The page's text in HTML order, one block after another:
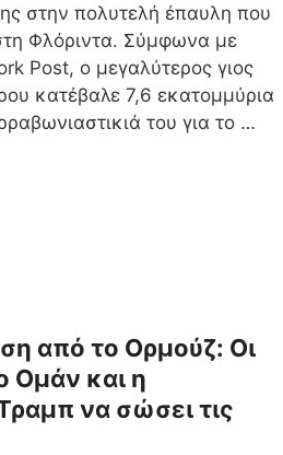
στην πολυτελή έπαυλη που
Φλόριντα. Σύμφωνα με
Post, ο μεγαλύτερος γιος
κατέβαλε 7,6 εκατομμύρια
του για το …
από το Ορμούζ: Οι
Ομάν και η
να σώσει τις